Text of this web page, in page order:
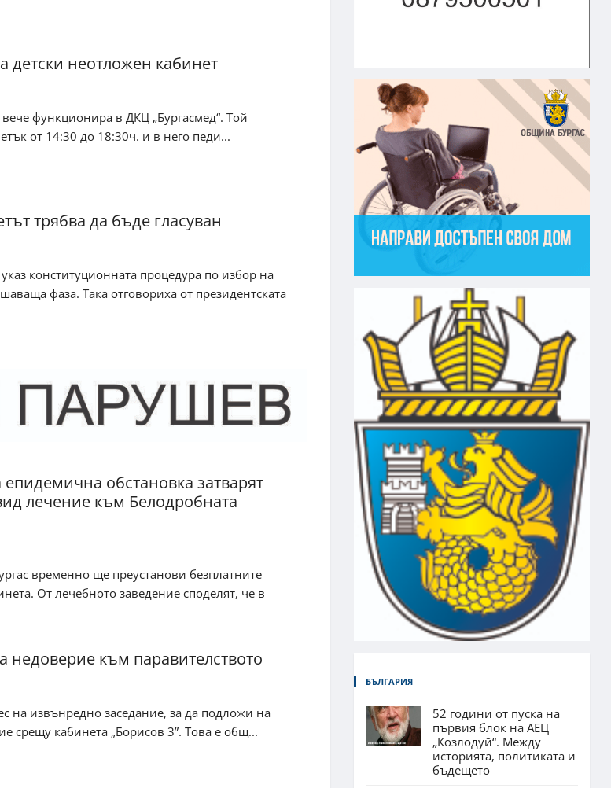
детски неотложен кабинет
функционира в ДКЦ „Бургасмед“. Той
от 14:30 до 18:30ч. и в него педи...
трябва да бъде гласуван
конституционната процедура по избор на
фаза. Така отговориха от президентската
обстановка затварят
лечение към Белодробната
временно ще преустанови безплатните
От лечебното заведение споделят, че в
недоверие към паравителството
на извънредно заседание, за да подложи на
срещу кабинета „Борисов 3”. Това е общ...
БЪЛГАРИЯ
52 години от пуска на
първия блок на АЕЦ
„Козлодуй“. Между
историята, политиката и
бъдещето